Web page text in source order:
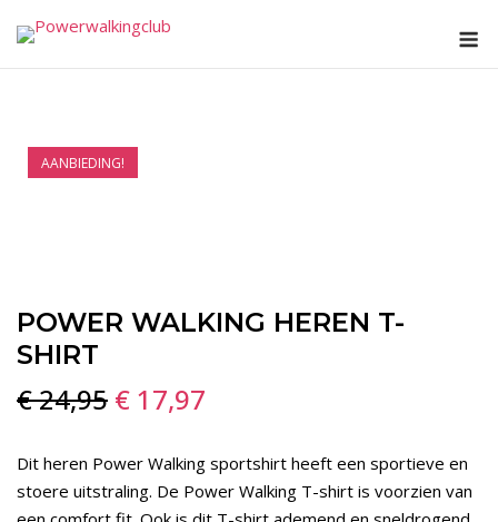
naar
de
AANBIEDING!
POWER WALKING HEREN T-
SHIRT
€24,95 Oorspronkelijke
was:
€ 17,97
is:
Dit heren Power Walking sportshirt heeft een sportieve en
stoere uitstraling. De Power Walking T-shirt is voorzien van